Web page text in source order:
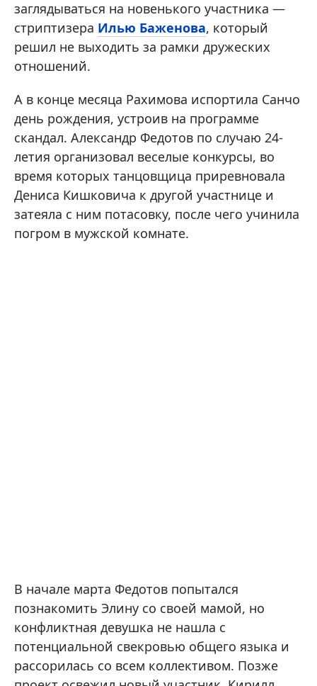
заглядываться на новенького участника —
стриптизера Илью Баженова, который
решил не выходить за рамки дружеских
отношений.
А в конце месяца Рахимова испортила Санчо
день рождения, устроив на программе
скандал. Александр Федотов по случаю 24-
летия организовал веселые конкурсы, во
время которых танцовщица приревновала
Дениса Кишковича к другой участнице и
затеяла с ним потасовку, после чего учинила
погром в мужской комнате.
В начале марта Федотов попытался
познакомить Элину со своей мамой, но
конфликтная девушка не нашла с
потенциальной свекровью общего языка и
рассорилась со всем коллективом. Позже